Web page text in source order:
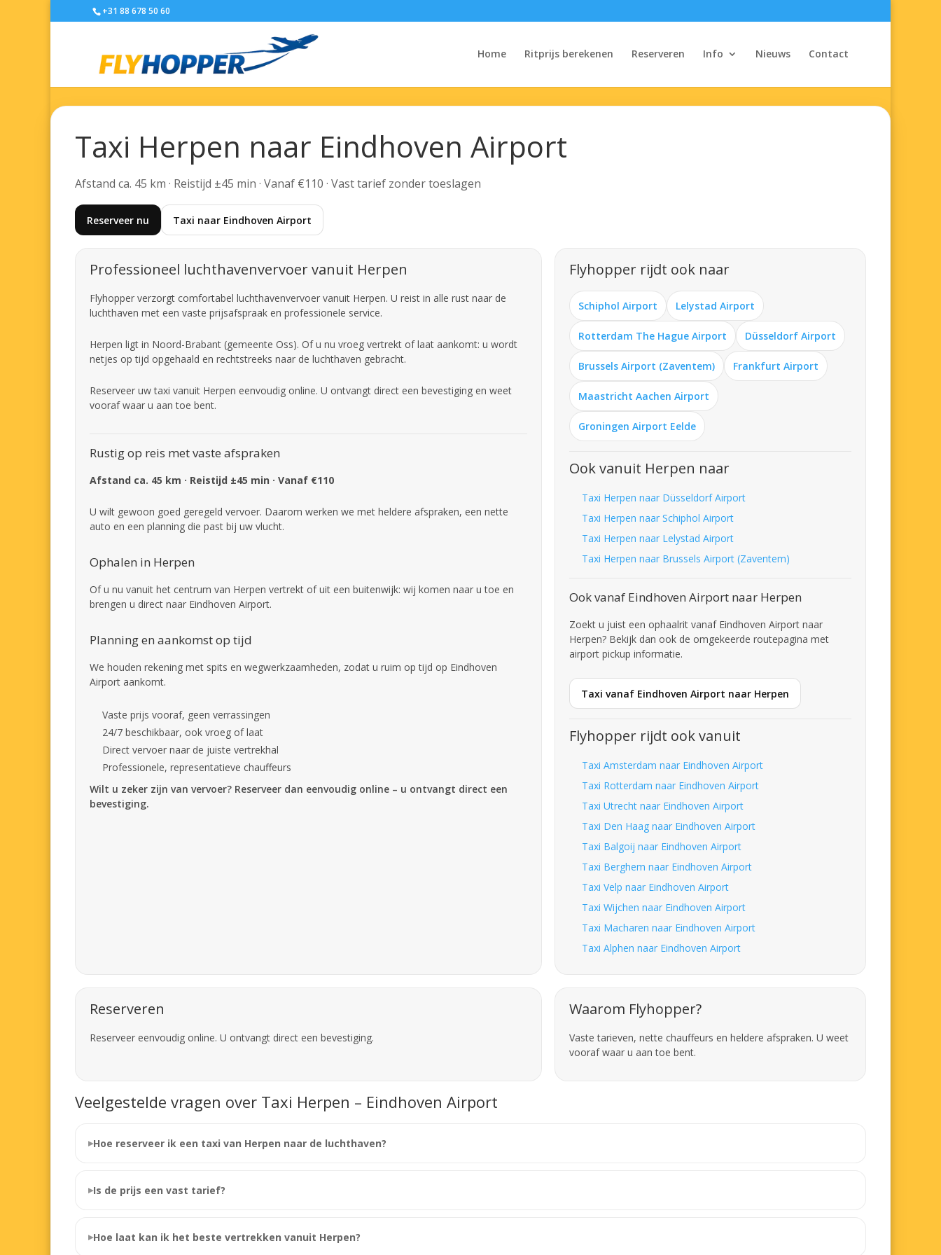
+31 88 678 50 60
Home Ritprijs berekenen Reserveren Info Nieuws Contact
Taxi Herpen naar Eindhoven Airport
Afstand ca. 45 km · Reistijd ±45 min · Vanaf €110 · Vast tarief zonder toeslagen
Reserveer nu Taxi naar Eindhoven Airport
Professioneel luchthavenvervoer vanuit Herpen
Flyhopper verzorgt comfortabel luchthavenvervoer vanuit Herpen. U reist in alle rust naar de
luchthaven met een vaste prijsafspraak en professionele service.
Herpen ligt in Noord-Brabant (gemeente Oss). Of u nu vroeg vertrekt of laat aankomt: u wordt
netjes op tijd opgehaald en rechtstreeks naar de luchthaven gebracht.
Reserveer uw taxi vanuit Herpen eenvoudig online. U ontvangt direct een bevestiging en weet
vooraf waar u aan toe bent.
Rustig op reis met vaste afspraken
Afstand ca. 45 km · Reistijd ±45 min · Vanaf €110
U wilt gewoon goed geregeld vervoer. Daarom werken we met heldere afspraken, een nette
auto en een planning die past bij uw vlucht.
Ophalen in Herpen
Of u nu vanuit het centrum van Herpen vertrekt of uit een buitenwijk: wij komen naar u toe en
brengen u direct naar Eindhoven Airport.
Planning en aankomst op tijd
We houden rekening met spits en wegwerkzaamheden, zodat u ruim op tijd op Eindhoven
Airport aankomt.
Vaste prijs vooraf, geen verrassingen
24/7 beschikbaar, ook vroeg of laat
Direct vervoer naar de juiste vertrekhal
Professionele, representatieve chauffeurs
Wilt u zeker zijn van vervoer? Reserveer dan eenvoudig online – u ontvangt direct een
bevestiging.
Flyhopper rijdt ook naar
Schiphol Airport Lelystad Airport
Rotterdam The Hague Airport Düsseldorf Airport
Brussels Airport (Zaventem) Frankfurt Airport
Maastricht Aachen Airport
Groningen Airport Eelde
Ook vanuit Herpen naar
Taxi Herpen naar Düsseldorf Airport
Taxi Herpen naar Schiphol Airport
Taxi Herpen naar Lelystad Airport
Taxi Herpen naar Brussels Airport (Zaventem)
Ook vanaf Eindhoven Airport naar Herpen
Zoekt u juist een ophaalrit vanaf Eindhoven Airport naar
Herpen? Bekijk dan ook de omgekeerde routepagina met
airport pickup informatie.
Taxi vanaf Eindhoven Airport naar Herpen
Flyhopper rijdt ook vanuit
Taxi Amsterdam naar Eindhoven Airport
Taxi Rotterdam naar Eindhoven Airport
Taxi Utrecht naar Eindhoven Airport
Taxi Den Haag naar Eindhoven Airport
Taxi Balgoij naar Eindhoven Airport
Taxi Berghem naar Eindhoven Airport
Taxi Velp naar Eindhoven Airport
Taxi Wijchen naar Eindhoven Airport
Taxi Macharen naar Eindhoven Airport
Taxi Alphen naar Eindhoven Airport
Reserveren
Reserveer eenvoudig online. U ontvangt direct een bevestiging.
Waarom Flyhopper?
Vaste tarieven, nette chauffeurs en heldere afspraken. U weet
vooraf waar u aan toe bent.
Veelgestelde vragen over Taxi Herpen – Eindhoven Airport
Hoe reserveer ik een taxi van Herpen naar de luchthaven?
Is de prijs een vast tarief?
Hoe laat kan ik het beste vertrekken vanuit Herpen?